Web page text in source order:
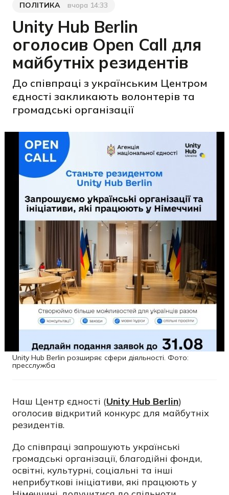
Категорія
ПОЛІТИКА
Дата публікаціївчора 14:33
Unity Hub Berlin
оголосив Open Call для
майбутніх резидентів
До співпраці з українським Центром
єдності закликають волонтерів та
громадські організації
Unity Hub Berlin розширяє сфери діяльності. Фото:
пресслужба
Наш Центр єдності (Unity Hub Berlin)
оголосив відкритий конкурс для майбутніх
резидентів.
До співпраці запрошують українські
громадські організації, благодійні фонди,
освітні, культурні, соціальні та інші
неприбуткові ініціативи, які працюють у